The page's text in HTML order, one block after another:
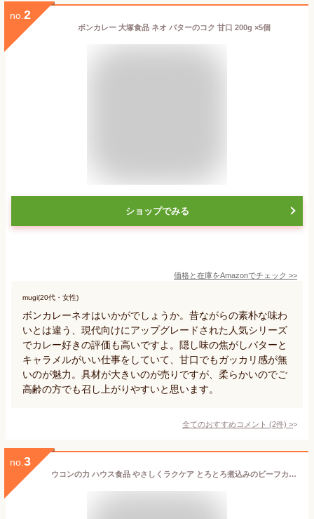
no. 2
ボンカレー 大塚食品 ネオ バターのコク 甘口 200g ×5個
ショップでみる
価格と在庫をAmazonでチェック >>
mugi(20代・女性)
ボンカレーネオはいかがでしょうか。昔ながらの素朴な味わ
いとは違う、現代向けにアップグレードされた人気シリーズ
でカレー好きの評価も高いですよ。隠し味の焦がしバターと
キャラメルがいい仕事をしていて、甘口でもガッカリ感が無
いのが魅力。具材が大きいのが売りですが、柔らかいのでご
高齢の方でも召し上がりやすいと思います。
全てのおすすめコメント (2件) >
no. 3
ウコンの力 ハウス食品 やさしくラクケア とろとろ煮込みのビーフカレー (UDF区分4:かまなくてよい) 80g×5個